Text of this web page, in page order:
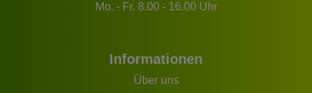
Mo. - Fr. 8.00 - 16.00 Uhr
Informationen
Über uns